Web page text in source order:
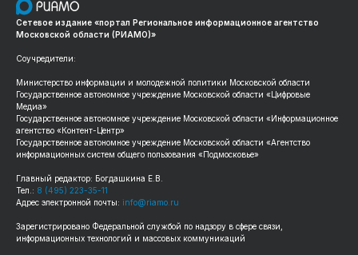
Сетевое издание «портал Региональное информационное агентство
Московской области (РИАМО)»
Соучредители:
Министерство информации и молодежной политики Московской области
Государственное автономное учреждение Московской области «Цифровые
Медиа»
Государственное автономное учреждение Московской области «Информационное
агентство «Контент-Центр»
Государственное автономное учреждение Московской области «Агентство
информационных систем общего пользования «Подмосковье»
Главный редактор: Богдашкина Е.В.
Тел.: 8 (495) 223-35-11
Адрес электронной почты: info@riamo.ru
Зарегистрировано Федеральной службой по надзору в сфере связи,
информационных технологий и массовых коммуникаций